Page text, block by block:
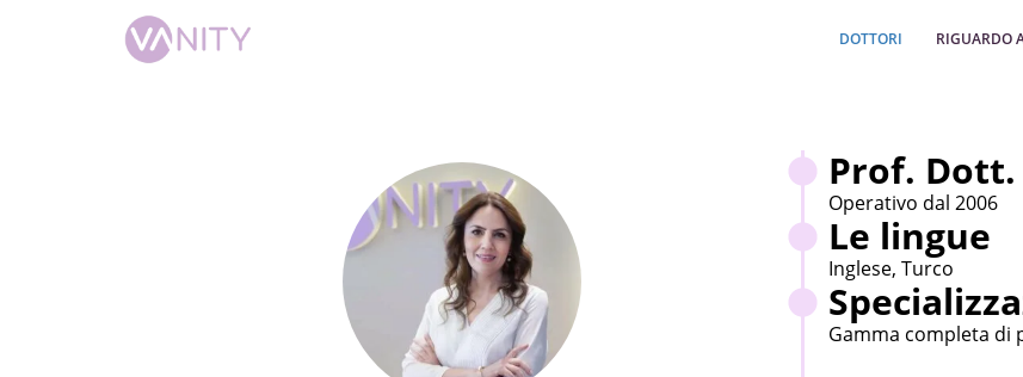
DOTTORI RIGUARDO
Prof. Dott.
Operativo dal 2006
Le lingue
Inglese, Turco
Gamma completa di